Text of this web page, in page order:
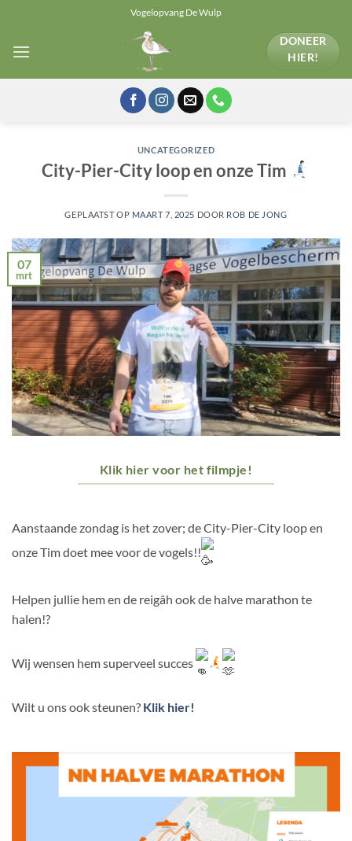
inhoud
Vogelopvang De Wulp
DONEER
HIER!
UNCATEGORIZED
City-Pier-City loop en onze Tim
GEPLAATST OP MAART 7, 2025 DOOR ROB DE JONG
07
mrt
Klik hier voor het filmpje!
Aanstaande zondag is het zover; de City-Pier-City loop en
onze Tim doet mee voor de vogels!!
Helpen jullie hem en de reigâh ook de halve marathon te
halen!?
Wij wensen hem superveel succes
Wilt u ons ook steunen? Klik hier!